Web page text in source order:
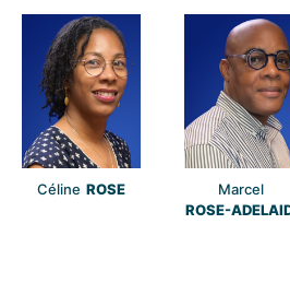
Céline ROSE
Marcel
ROSE-